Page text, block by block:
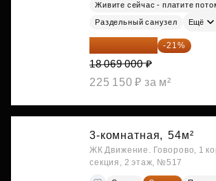
Живите сейчас - платите
Раздельный санузел Ещё
14 274 510 ₽ -21%
18 069 000 ₽
225 150 ₽ за м²
3-комнатная, 54м²
ЖК Движение. Говорово, 1
секция, 2 этаж, №517